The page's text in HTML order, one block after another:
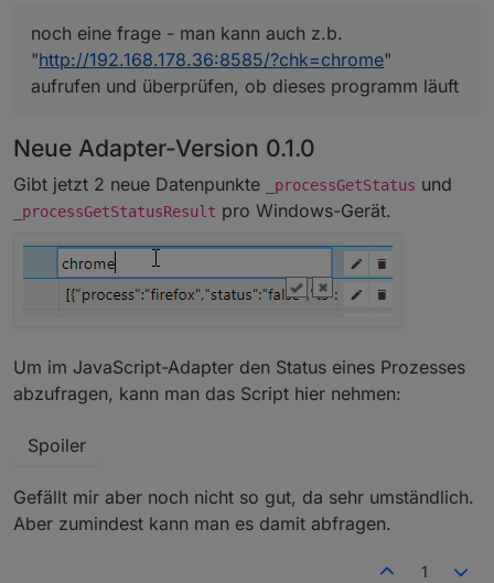
noch eine frage - man kann auch z.b.
"http://192.168.178.36:8585/?chk=chrome"
aufrufen und überprüfen, ob dieses programm läuft
Neue Adapter-Version 0.1.0
Gibt jetzt 2 neue Datenpunkte _processGetStatus und
_processGetStatusResult pro Windows-Gerät.
Um im JavaScript-Adapter den Status eines Prozesses
abzufragen, kann man das Script hier nehmen:
Spoiler
Gefällt mir aber noch nicht so gut, da sehr umständlich.
Aber zumindest kann man es damit abfragen.
1